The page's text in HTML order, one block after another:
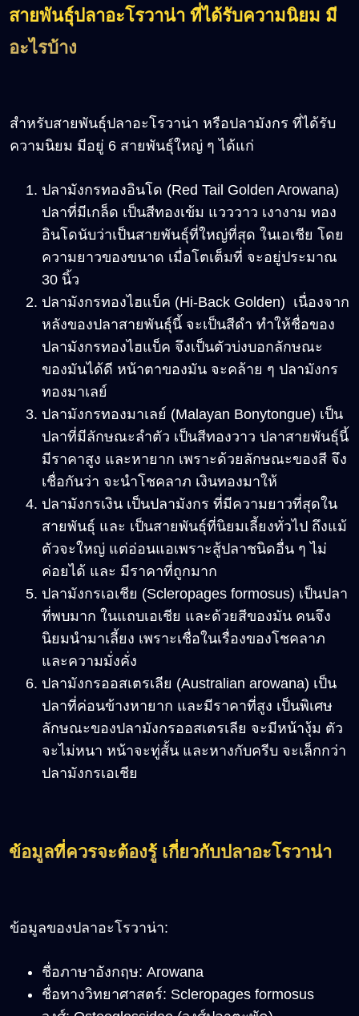
สายพันธุ์ปลาอะโรวาน่า ที่ได้รับความนิยม มี
อะไรบ้าง
สำหรับสายพันธุ์ปลาอะโรวาน่า หรือปลามังกร ที่ได้รับ
ความนิยม มีอยู่ 6 สายพันธุ์ใหญ่ ๆ ได้แก่
ปลามังกรทองอินโด (Red Tail Golden Arowana)
ปลาที่มีเกล็ด เป็นสีทองเข้ม แวววาว เงางาม ทอง
อินโดนับว่าเป็นสายพันธุ์ที่ใหญ่ที่สุด ในเอเชีย โดย
ความยาวของขนาด เมื่อโตเต็มที่ จะอยู่ประมาณ
30 นิ้ว
ปลามังกรทองไฮแบ็ค (Hi-Back Golden) เนื่องจาก
หลังของปลาสายพันธุ์นี้ จะเป็นสีดำ ทำให้ชื่อของ
ปลามังกรทองไฮแบ็ค จึงเป็นตัวบ่งบอกลักษณะ
ของมันได้ดี หน้าตาของมัน จะคล้าย ๆ ปลามังกร
ทองมาเลย์
ปลามังกรทองมาเลย์ (Malayan Bonytongue) เป็น
ปลาที่มีลักษณะลำตัว เป็นสีทองวาว ปลาสายพันธุ์นี้
มีราคาสูง และหายาก เพราะด้วยลักษณะของสี จึง
เชื่อกันว่า จะนำโชคลาภ เงินทองมาให้
ปลามังกรเงิน เป็นปลามังกร ที่มีความยาวที่สุดใน
สายพันธุ์ และ เป็นสายพันธุ์ที่นิยมเลี้ยงทั่วไป ถึงแม้
ตัวจะใหญ่ แต่อ่อนแอเพราะสู้ปลาชนิดอื่น ๆ ไม่
ค่อยได้ และ มีราคาที่ถูกมาก
ปลามังกรเอเชีย (Scleropages formosus) เป็นปลา
ที่พบมาก ในแถบเอเชีย และด้วยสีของมัน คนจึง
นิยมนำมาเลี้ยง เพราะเชื่อในเรื่องของโชคลาภ
และความมั่งคั่ง
ปลามังกรออสเตรเลีย (Australian arowana) เป็น
ปลาที่ค่อนข้างหายาก และมีราคาที่สูง เป็นพิเศษ
ลักษณะของปลามังกรออสเตรเลีย จะมีหน้างุ้ม ตัว
จะไม่หนา หน้าจะทู่สั้น และหางกับครีบ จะเล็กกว่า
ปลามังกรเอเชีย
ข้อมูลที่ควรจะต้องรู้ เกี่ยวกับปลาอะโรวาน่า
ข้อมูลของปลาอะโรวาน่า:
ชื่อภาษาอังกฤษ: Arowana
ชื่อทางวิทยาศาสตร์: Scleropages formosus